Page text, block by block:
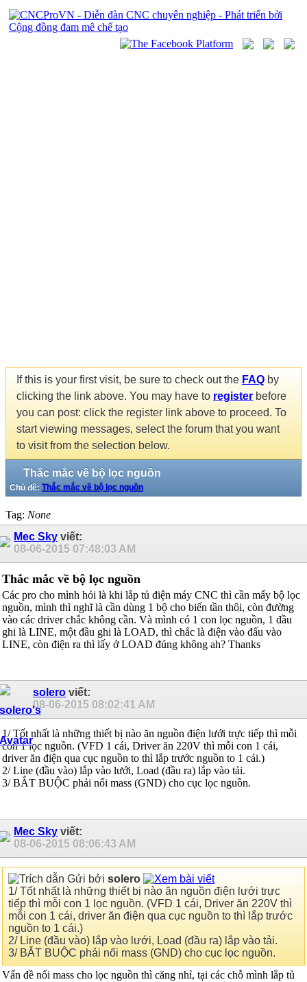
If this is your first visit, be sure to check out the FAQ by
clicking the link above. You may have to register before
you can post: click the register link above to proceed. To
start viewing messages, select the forum that you want
to visit from the selection below.
Thắc mắc về bộ lọc nguồn
Chủ đề: Thắc mắc về bộ lọc nguồn
Tag: None
Mec Sky viết:
08-06-2015 07:48:03 AM
Thắc mắc về bộ lọc nguồn
Các pro cho mình hỏi là khi lắp tủ điện máy CNC thì cần mấy bộ lọc
nguồn, mình thì nghĩ là cần dùng 1 bộ cho biến tần thôi, còn đường
vào các driver chắc không cần. Và mình có 1 con lọc nguồn, 1 đầu
ghi là LINE, một đầu ghi là LOAD, thì chắc là điện vào đấu vào
LINE, còn điện ra thì lấy ở LOAD đúng không ah? Thanks
solero viết:
08-06-2015 08:02:41 AM
1/ Tốt nhất là những thiết bị nào ăn nguồn điện lưới trực tiếp thì mỗi
con 1 lọc nguồn. (VFD 1 cái, Driver ăn 220V thì mỗi con 1 cái,
driver ăn điện qua cục nguồn to thì lắp trước nguồn to 1 cái.)
2/ Line (đầu vào) lắp vào lưới, Load (đầu ra) lắp vào tải.
3/ BẮT BUỘC phải nối mass (GND) cho cục lọc nguồn.
Mec Sky viết:
08-06-2015 08:06:43 AM
Gửi bởi solero
1/ Tốt nhất là những thiết bị nào ăn nguồn điện lưới trực
tiếp thì mỗi con 1 lọc nguồn. (VFD 1 cái, Driver ăn 220V thì
mỗi con 1 cái, driver ăn điện qua cục nguồn to thì lắp trước
nguồn to 1 cái.)
2/ Line (đầu vào) lắp vào lưới, Load (đầu ra) lắp vào tải.
3/ BẮT BUỘC phải nối mass (GND) cho cục lọc nguồn.
Vấn đề nối mass cho lọc nguồn thì căng nhỉ, tại các chỗ mình lắp tủ